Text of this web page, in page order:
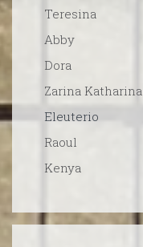
Teresina
Abby
Dora
Zarina Katharina
Eleuterio
Raoul
Kenya